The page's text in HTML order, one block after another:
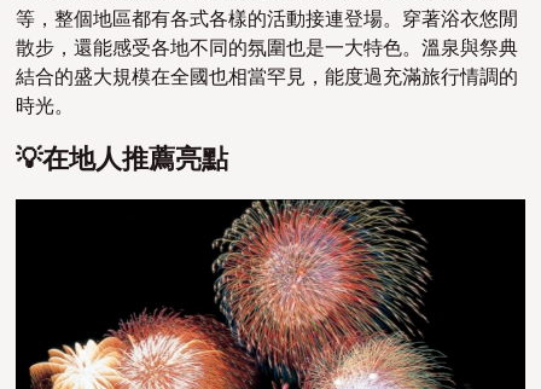
等，整個地區都有各式各樣的活動接連登場。穿著浴衣悠閒
散步，還能感受各地不同的氛圍也是一大特色。溫泉與祭典
結合的盛大規模在全國也相當罕見，能度過充滿旅行情調的
時光。
💡在地人推薦亮點